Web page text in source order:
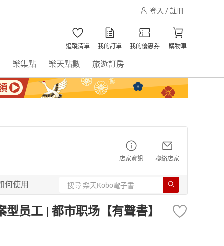
登入 / 註冊
追蹤清單 我的訂單 我的優惠券 購物車
樂集點 樂天點數 旅遊訂房
店家資訊 聯絡店家
何使用
员工 | 都市职场【有聲書】